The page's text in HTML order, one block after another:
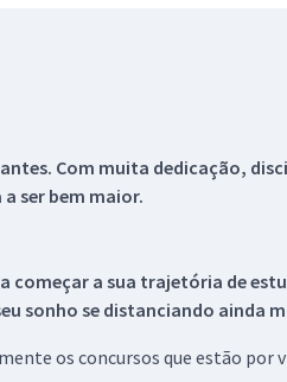
Com muita dedicação,
ser bem maior.
começar a sua trajetória de
sonho se distanciando ainda
os concursos que estão por